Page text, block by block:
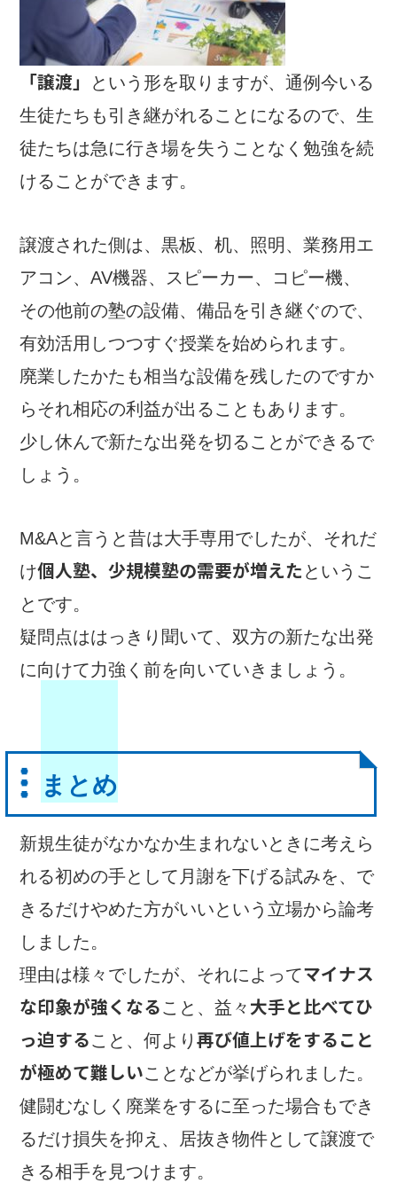
「譲渡」
という形を取りますが、通例今いる
生徒たちも引き継がれることになるので、生
徒たちは急に行き場を失うことなく勉強を続
けることができます。
譲渡された側は、黒板、机、照明、業務用エ
アコン、AV機器、スピーカー、コピー機、
その他前の塾の設備、備品を引き継ぐので、
有効活用しつつすぐ授業を始められます。
廃業したかたも相当な設備を残したのですか
らそれ相応の利益が出ることもあります。
少し休んで新たな出発を切ることができるで
しょう。
M&Aと言うと昔は大手専用でしたが、それだ
け個人塾、少規模塾の需要が増えた というこ
とです。
疑問点ははっきり聞いて、双方の新たな出発
に向けて力強く前を向いていきましょう。
まとめ
新規生徒がなかなか生まれないときに考えら
れる初めの手として月謝を下げる試みを、で
きるだけやめた方がいいという立場から論考
しました。
理由は様々でしたが、それによってマイナス
な印象が強くなること、益々 大手と比べてひ
っ迫すること、何より再び値上げをすること
が極めて難しいことなどが挙げられました。
健闘むなしく廃業をするに至った場合もでき
るだけ損失を抑え、居抜き物件として譲渡で
きる相手を見つけます。